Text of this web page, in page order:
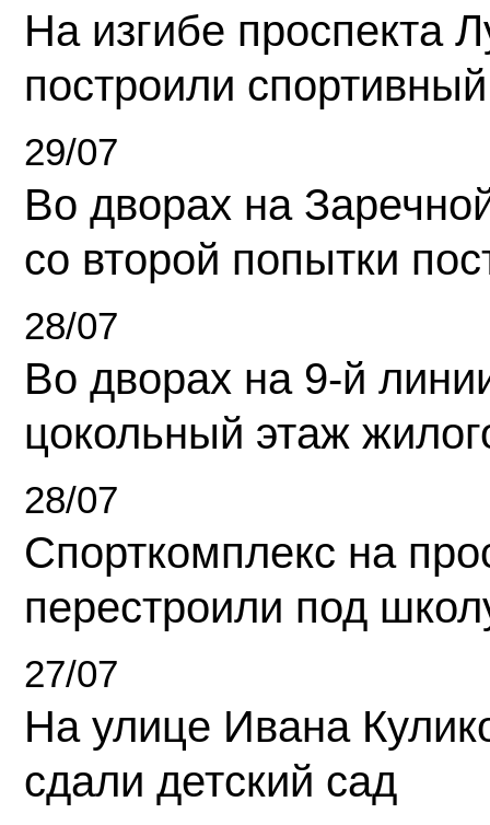
На изгибе проспекта
построили
29/07
Во дворах на
со второй попытки
28/07
Во дворах на 9-й
цокольный этаж
28/07
Спорткомплекс на
перестроили под
27/07
На улице Ивана
сдали детский сад